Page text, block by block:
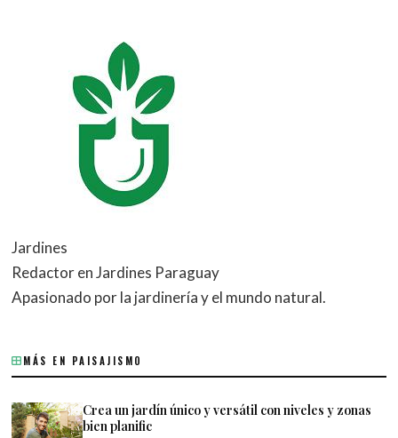
Jardines
Redactor en Jardines Paraguay
Apasionado por la jardinería y el mundo natural.
MÁS EN PAISAJISMO
Crea un jardín único y versátil con niveles y zonas
bien planific